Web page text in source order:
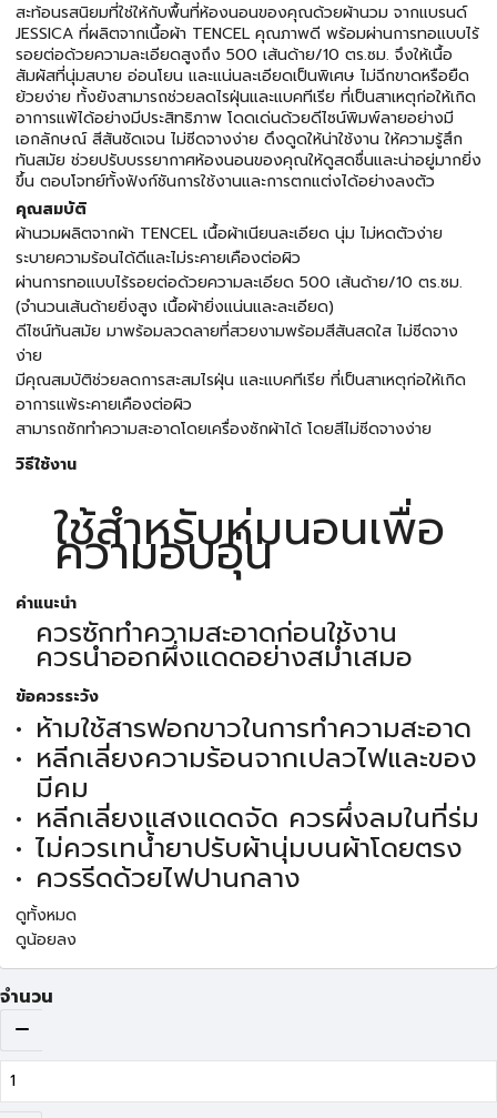
สะท้อนรสนิยมที่ใช่ให้กับพื้นที่ห้องนอนของคุณด้วยผ้านวม จากแบรนด์
JESSICA ที่ผลิตจากเนื้อผ้า TENCEL คุณภาพดี พร้อมผ่านการทอแบบไร้
รอยต่อด้วยความละเอียดสูงถึง 500 เส้นด้าย/10 ตร.ซม. จึงให้เนื้อ
สัมผัสที่นุ่มสบาย อ่อนโยน และแน่นละเอียดเป็นพิเศษ ไม่ฉีกขาดหรือยืด
ย้วยง่าย ทั้งยังสามารถช่วยลดไรฝุ่นและแบคทีเรีย ที่เป็นสาเหตุก่อให้เกิด
อาการแพ้ได้อย่างมีประสิทธิภาพ โดดเด่นด้วยดีไซน์พิมพ์ลายอย่างมี
เอกลักษณ์ สีสันชัดเจน ไม่ซีดจางง่าย ดึงดูดให้น่าใช้งาน ให้ความรู้สึก
ทันสมัย ช่วยปรับบรรยากาศห้องนอนของคุณให้ดูสดชื่นและน่าอยู่มากยิ่ง
ขึ้น ตอบโจทย์ทั้งฟังก์ชันการใช้งานและการตกแต่งได้อย่างลงตัว
คุณสมบัติ
ผ้านวมผลิตจากผ้า TENCEL เนื้อผ้าเนียนละเอียด นุ่ม ไม่หดตัวง่าย
ระบายความร้อนได้ดีและไม่ระคายเคืองต่อผิว
ผ่านการทอแบบไร้รอยต่อด้วยความละเอียด 500 เส้นด้าย/10 ตร.ซม.
(จำนวนเส้นด้ายยิ่งสูง เนื้อผ้ายิ่งแน่นและละเอียด)
ดีไซน์ทันสมัย มาพร้อมลวดลายที่สวยงามพร้อมสีสันสดใส ไม่ซีดจาง
ง่าย
มีคุณสมบัติช่วยลดการสะสมไรฝุ่น และแบคทีเรีย ที่เป็นสาเหตุก่อให้เกิด
อาการแพ้ระคายเคืองต่อผิว
สามารถซักทำความสะอาดโดยเครื่องซักผ้าได้ โดยสีไม่ซีดจางง่าย
วิธีใช้งาน
ใช้สำหรับห่มนอนเพื่อ
ความอบอุ่น
คำแนะนำ
ควรซักทำความสะอาดก่อนใช้งาน
ควรนำออกผึ่งแดดอย่างสม่ำเสมอ
ข้อควรระวัง
ห้ามใช้สารฟอกขาวในการทำความสะอาด
หลีกเลี่ยงความร้อนจากเปลวไฟและของ
มีคม
หลีกเลี่ยงแสงแดดจัด ควรผึ่งลมในที่ร่ม
ไม่ควรเทน้ำยาปรับผ้านุ่มบนผ้าโดยตรง
ควรรีดด้วยไฟปานกลาง
ดูทั้งหมด
ดูน้อยลง
จำนวน